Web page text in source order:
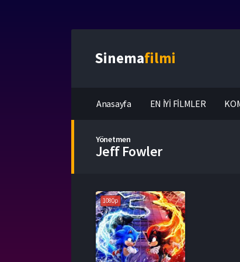
Sinemafilmi
Anasayfa EN İYİ FİLMLER
Yönetmen
Jeff Fowler
1080p